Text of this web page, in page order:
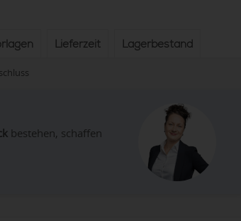
Lieferzeit Lagerbestand
bestehen, schaffen